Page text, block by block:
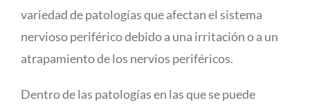
variedad de patologías que afectan el sistema
nervioso periférico debido a una irritación o a un
atrapamiento de los nervios periféricos.
Dentro de las patologías en las que se puede